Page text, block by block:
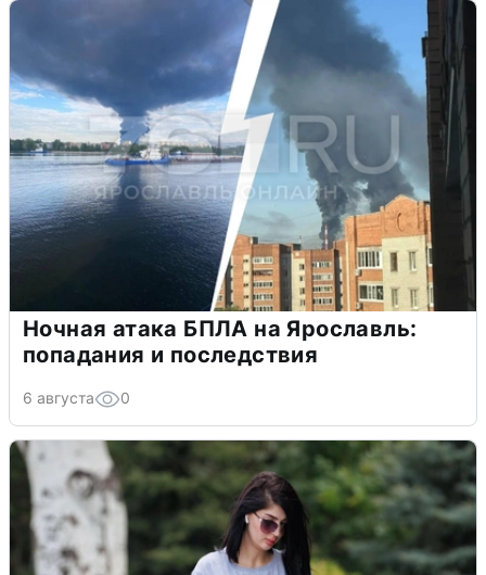
Ночная атака БПЛА на Ярославль:
попадания и последствия
6 августа 0